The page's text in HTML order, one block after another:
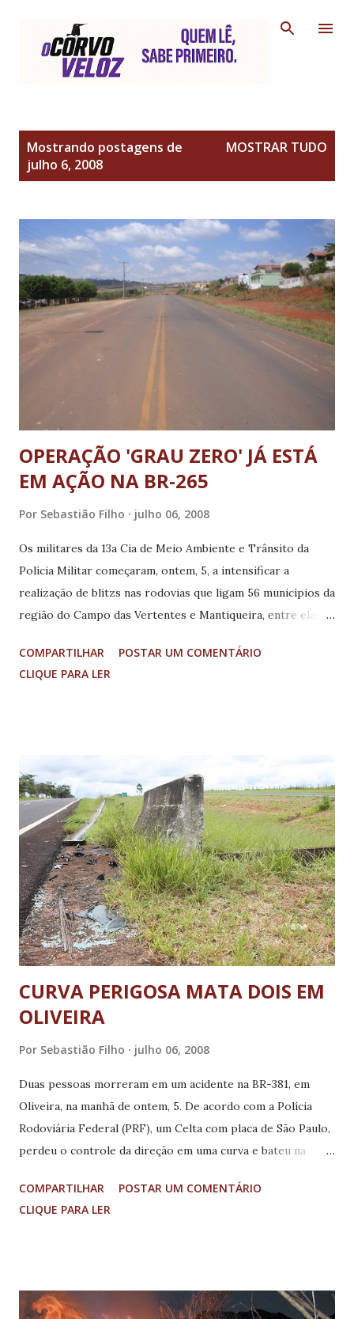
Mostrando postagens de
julho 6, 2008
MOSTRAR TUDO
OPERAÇÃO 'GRAU ZERO' JÁ ESTÁ
EM AÇÃO NA BR-265
Por Sebastião Filho julho 06, 2008
Os militares da 13a Cia de Meio Ambiente e Trânsito da
Polícia Militar começaram, ontem, 5, a intensificar a
realização de blitzs nas rodovias que ligam 56 municípios da
região do Campo das Vertentes e Mantiqueira, entre elas a
ano, está sendo executada simultaneamente com outra
operação: a "Grau Zero", que tem como objetivo tirar de
poderá pagar multa de R$957,70 e perder sete pontos na
carteira."Também terá sua carteira de habilitação recolhida
pela PM, que poderá ser apreendida pela Polícia Civil. O
carro ainda fica retido até que um condutor habilitado
venha recolher o veículo", informou. Mas os condutores
também devem ficar atentos aos limites de velocidade
exigidos em cada rodovia. De acordo com o sargento Silva,
os militare...
COMPARTILHAR
POSTAR UM COMENTÁRIO
CLIQUE PARA LER
CURVA PERIGOSA MATA DOIS EM
OLIVEIRA
Por Sebastião Filho julho 06, 2008
Duas pessoas morreram em um acidente na BR-381, em
Oliveira, na manhã de ontem, 5. De acordo com a Polícia
Rodoviária Federal (PRF), um Celta com placa de São Paulo,
perdeu o controle da direção em uma curva e bateu na
das 6h30, no sentido Belo Horizonte. O motorista e um
passageiro morreram na hora. Um outro ocupante do
sábado. Segundo a PRF, o Fiat Marea saiu da pista e
COMPARTILHAR
POSTAR UM COMENTÁRIO
CLIQUE PARA LER